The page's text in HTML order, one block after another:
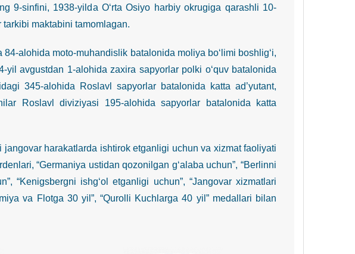
9-sinfini, 1938-yilda O‘rta Osiyo harbiy okrugiga qarashli 10-
maktabini tamomlagan.
alohida moto-muhandislik batalonida moliya bo‘limi boshlig‘i,
avgustdan 1-alohida zaxira sapyorlar polki o‘quv batalonida
345-alohida Roslavl sapyorlar batalonida katta ad’yutant,
Roslavl diviziyasi 195-alohida sapyorlar batalonida katta
harakatlarda ishtirok etganligi uchun va xizmat faoliyati
“Germaniya ustidan qozonilgan g‘alaba uchun”, “Berlinni
“Kenigsbergni ishg‘ol etganligi uchun”, “Jangovar xizmatlari
va Flotga 30 yil”, “Qurolli Kuchlarga 40 yil” medallari bilan